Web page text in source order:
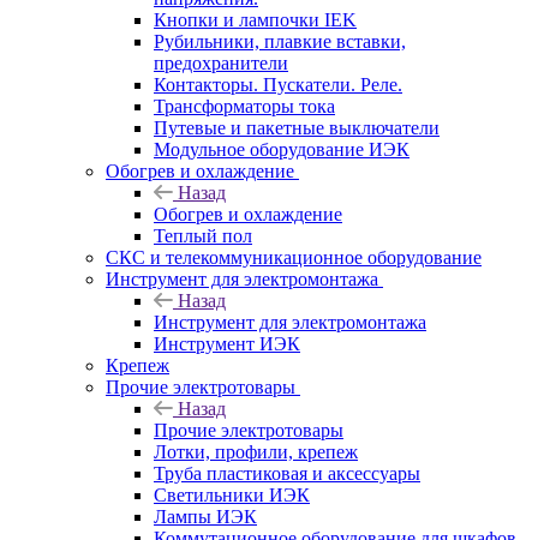
Кнопки и лампочки IEK
Рубильники, плавкие вставки,
предохранители
Контакторы. Пускатели. Реле.
Трансформаторы тока
Путевые и пакетные выключатели
Модульное оборудование ИЭК
Обогрев и охлаждение
Назад
Обогрев и охлаждение
Теплый пол
СКС и телекоммуникационное оборудование
Инструмент для электромонтажа
Назад
Инструмент для электромонтажа
Инструмент ИЭК
Крепеж
Прочие электротовары
Назад
Прочие электротовары
Лотки, профили, крепеж
Труба пластиковая и аксессуары
Светильники ИЭК
Лампы ИЭК